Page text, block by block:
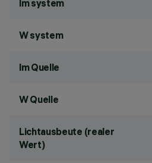
lm system
W system
lm Quelle
W Quelle
Lichtausbeute (realer
Wert)